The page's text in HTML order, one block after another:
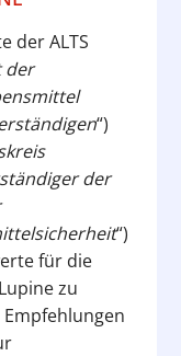
der ALTS
der
“)
der
“)
für die
zu